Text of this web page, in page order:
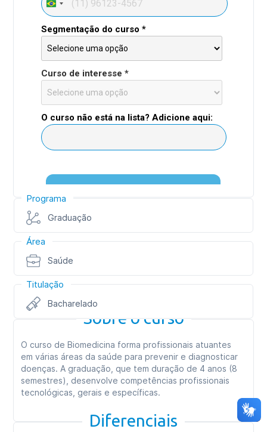
Programa
Graduação
Área
Saúde
Titulação
Bacharelado
Sobre o curso
O curso de Biomedicina forma profissionais atuantes
em várias áreas da saúde para prevenir e diagnosticar
doenças. A graduação, que tem duração de 4 anos (8
semestres), desenvolve competências profissionais
tecnológicas, gerais e específicas.
Diferenciais